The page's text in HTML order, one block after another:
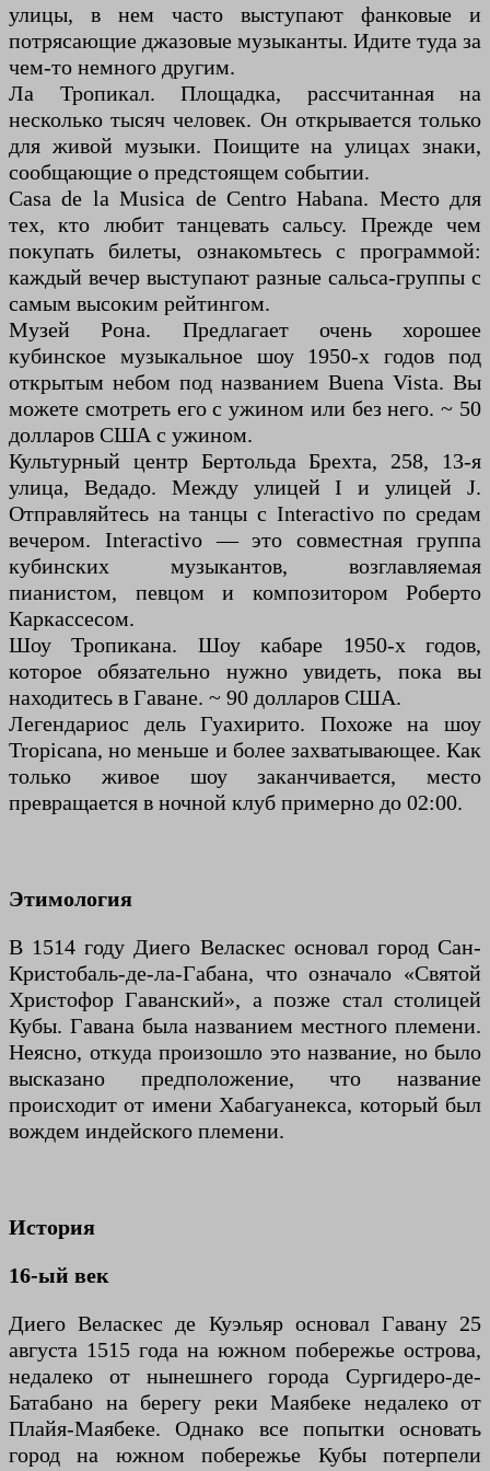
улицы, в нем часто выступают фанковые и
потрясающие джазовые музыканты. Идите туда за
чем-то немного другим.
Ла Тропикал. Площадка, рассчитанная на
несколько тысяч человек. Он открывается только
для живой музыки. Поищите на улицах знаки,
сообщающие о предстоящем событии.
Casa de la Musica de Centro Habana. Место для
тех, кто любит танцевать сальсу. Прежде чем
покупать билеты, ознакомьтесь с программой:
каждый вечер выступают разные сальса-группы с
самым высоким рейтингом.
Музей Рона. Предлагает очень хорошее
кубинское музыкальное шоу 1950-х годов под
открытым небом под названием Buena Vista. Вы
можете смотреть его с ужином или без него. ~ 50
долларов США с ужином.
Культурный центр Бертольда Брехта, 258, 13-я
улица, Ведадо. Между улицей I и улицей J.
Отправляйтесь на танцы с Interactivo по средам
вечером. Interactivo — это совместная группа
кубинских музыкантов, возглавляемая
пианистом, певцом и композитором Роберто
Каркассесом.
Шоу Тропикана. Шоу кабаре 1950-х годов,
которое обязательно нужно увидеть, пока вы
находитесь в Гаване. ~ 90 долларов США.
Легендариос дель Гуахирито. Похоже на шоу
Tropicana, но меньше и более захватывающее. Как
только живое шоу заканчивается, место
превращается в ночной клуб примерно до 02:00.
Этимология
В 1514 году Диего Веласкес основал город Сан-
Кристобаль-де-ла-Габана, что означало «Святой
Христофор Гаванский», а позже стал столицей
Кубы. Гавана была названием местного племени.
Неясно, откуда произошло это название, но было
высказано предположение, что название
происходит от имени Хабагуанекса, который был
вождем индейского племени.
История
16-ый век
Диего Веласкес де Куэльяр основал Гавану 25
августа 1515 года на южном побережье острова,
недалеко от нынешнего города Сургидеро-де-
Батабано на берегу реки Маябеке недалеко от
Плайя-Маябеке. Однако все попытки основать
город на южном побережье Кубы потерпели